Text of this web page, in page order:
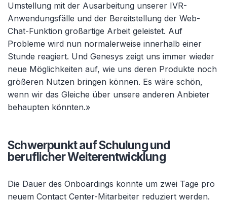
Umstellung mit der Ausarbeitung unserer IVR-
Anwendungsfälle und der Bereitstellung der Web-
Chat-Funktion großartige Arbeit geleistet. Auf
Probleme wird nun normalerweise innerhalb einer
Stunde reagiert. Und Genesys zeigt uns immer wieder
neue Möglichkeiten auf, wie uns deren Produkte noch
größeren Nutzen bringen können. Es wäre schön,
wenn wir das Gleiche über unsere anderen Anbieter
behaupten könnten.»
Schwerpunkt auf Schulung und
beruflicher Weiterentwicklung
Die Dauer des Onboardings konnte um zwei Tage pro
neuem Contact Center-Mitarbeiter reduziert werden.